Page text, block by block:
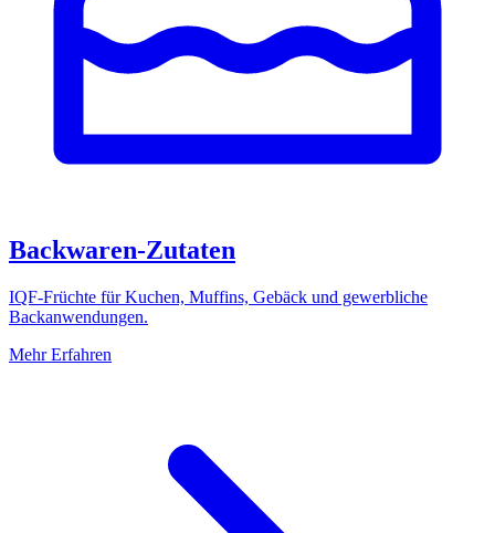
Backwaren-Zutaten
IQF-Früchte für Kuchen, Muffins, Gebäck und gewerbliche
Backanwendungen.
Mehr Erfahren